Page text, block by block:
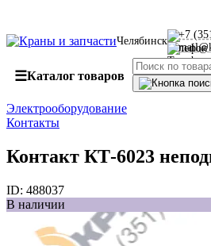
Челябинск
+7
☰Каталог товаров
Электрооборудование
Контакты
Контакт КТ-6023
ID: 488037
В наличии